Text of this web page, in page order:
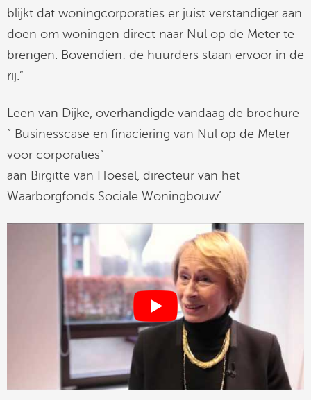
blijkt dat woningcorporaties er juist verstandiger aan
doen om woningen direct naar Nul op de Meter te
brengen. Bovendien: de huurders staan ervoor in de
rij.”
Leen van Dijke, overhandigde vandaag de brochure
” Businesscase en finaciering van Nul op de Meter
voor corporaties”
aan Birgitte van Hoesel, directeur van het
Waarborgfonds Sociale Woningbouw’.